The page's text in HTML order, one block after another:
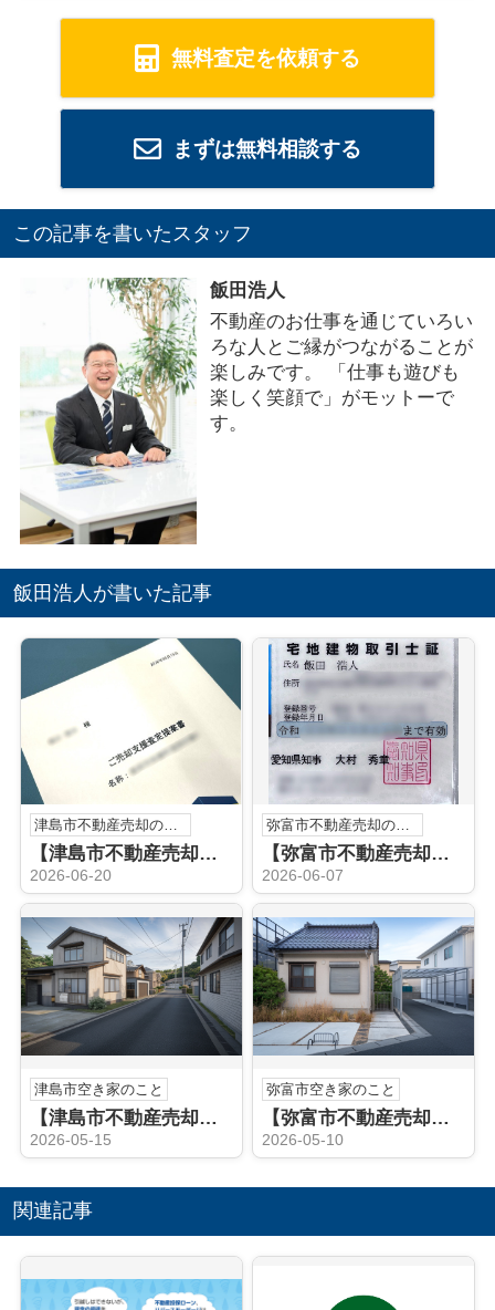
無料査定を依頼する
まずは無料相談する
この記事を書いたスタッフ
飯田浩人
不動産のお仕事を通じていろい
ろな人とご縁がつながることが
楽しみです。 「仕事も遊びも
楽しく笑顔で」がモットーで
す。
飯田浩人が書いた記事
津島市不動産売却のこと
【津島市不動産売却】不動産売却査定
2026-06-20
【弥富市不動産売却】宅地建物取引士
2026-06-07
津島市空き家のこと
【津島市不動産売却】津島市の空き家売却でお悩みですか？相談の流れと注意点をやさしく解説
2026-05-15
弥富市空き家のこと
【弥富市不動産売却】弥富市の空き家売却はどう進める？方法と流れを分かりやすく解説
2026-05-10
関連記事